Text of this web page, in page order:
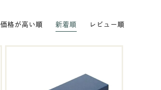
価格が高い順 新着順 レビュー順